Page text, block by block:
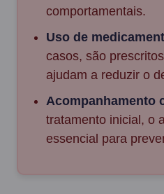
comportamentais.
Uso de
casos, são
ajudam a reduzir o
Acompanhamento
tratamento inicial, o
essencial para